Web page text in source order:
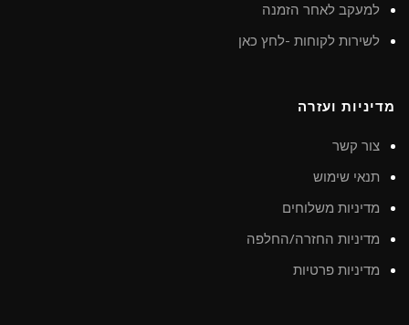
למעקב לאחר הזמנה
לשירות לקוחות -לחץ כאן
מדיניות ועזרה
צור קשר
תנאי שימוש
מדיניות משלוחים
מדיניות החזרה/החלפה
מדיניות פרטיות